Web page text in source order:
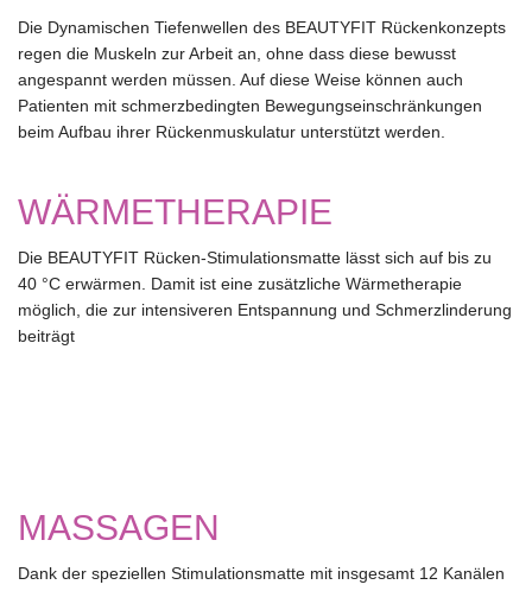
Die Dynamischen Tiefenwellen des BEAUTYFIT Rückenkonzepts
regen die Muskeln zur Arbeit an, ohne dass diese bewusst
angespannt werden müssen. Auf diese Weise können auch
Patienten mit schmerzbedingten Bewegungseinschränkungen
beim Aufbau ihrer Rückenmuskulatur unterstützt werden.
WÄRMETHERAPIE
Die BEAUTYFIT Rücken-Stimulationsmatte lässt sich auf bis zu
40 °C erwärmen. Damit ist eine zusätzliche Wärmetherapie
möglich, die zur intensiveren Entspannung und Schmerzlinderung
beiträgt
MASSAGEN
Dank der speziellen Stimulationsmatte mit insgesamt 12 Kanälen